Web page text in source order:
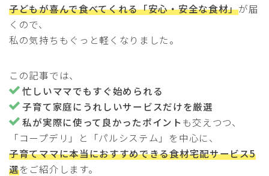
子どもが喜んで食べてくれる「安心・安全な食材」が届
くので、
私の気持ちもぐっと軽くなりました。
この記事では、
忙しいママでもすぐ始められる
子育て家庭にうれしいサービスだけを厳選
私が実際に使って良かったポイントも交えつつ、
「コープデリ」と「パルシステム」を中心に、
子育てママに本当におすすめできる食材宅配サービス5
選をご紹介します。